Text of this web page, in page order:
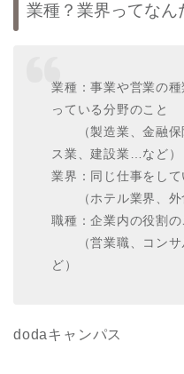
業種？業界ってなん
業種：事業や営業の
っている分野のこと
（製造業、金融保
ス業、建設業…など）
業界：同じ仕事をし
（ホテル業界、外
職種：企業内の役割の
（営業職、コンサ
ど）
dodaキャンパス